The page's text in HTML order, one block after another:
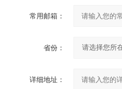
常用邮箱：
省份：
详细地址：